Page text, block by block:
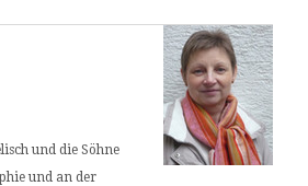
und die Söhne
und an der